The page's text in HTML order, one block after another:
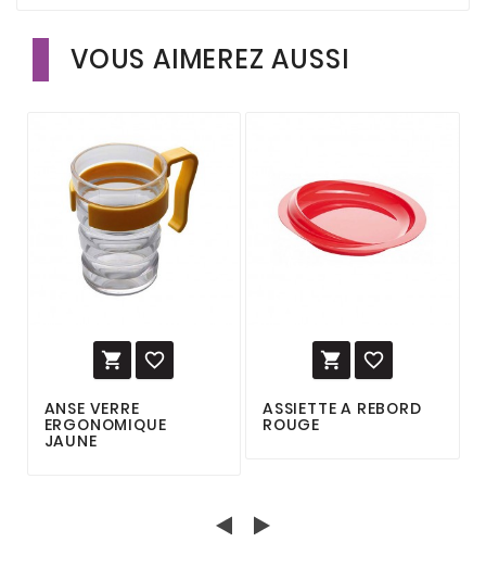
VOUS AIMEREZ AUSSI
 
ANSE VERRE
ERGONOMIQUE
JAUNE
 
ASSIETTE A REBORD
ROUGE